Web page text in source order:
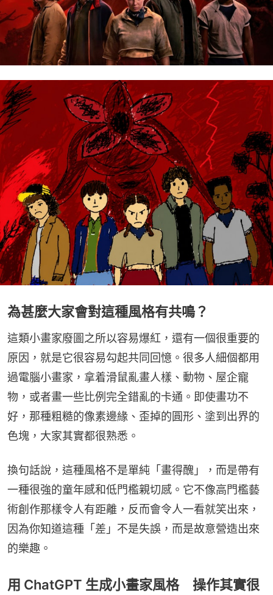
為甚麼大家會對這種風格有共鳴？
這類小畫家廢圖之所以容易爆紅，還有一個很重要的
原因，就是它很容易勾起共同回憶。很多人細個都用
過電腦小畫家，拿着滑鼠亂畫人樣、動物、屋企寵
物，或者畫一些比例完全錯亂的卡通。即使畫功不
好，那種粗糙的像素邊緣、歪掉的圓形、塗到出界的
色塊，大家其實都很熟悉。
換句話說，這種風格不是單純「畫得醜」，而是帶有
一種很強的童年感和低門檻親切感。它不像高門檻藝
術創作那樣令人有距離，反而會令人一看就笑出來，
因為你知道這種「差」不是失誤，而是故意營造出來
的樂趣。
用 ChatGPT 生成小畫家風格 操作其實很